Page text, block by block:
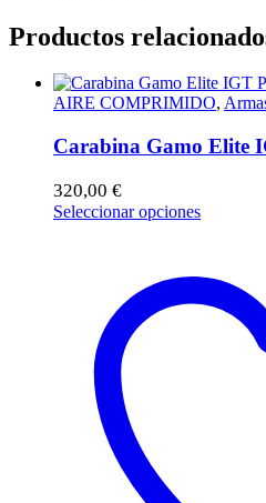
Productos
AIRE COMPRIMIDO,
Carabina Gamo Elite
320,00 €
Seleccionar opcionesEste
variantes.
Las
opciones